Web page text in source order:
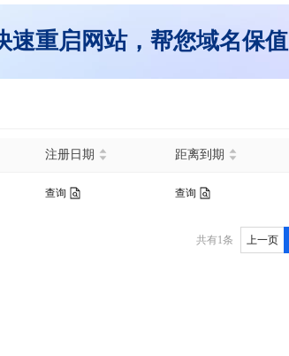
速重启网站，帮您域名保值
注册日期 距离到期
查询 查询
共有1条 上一页